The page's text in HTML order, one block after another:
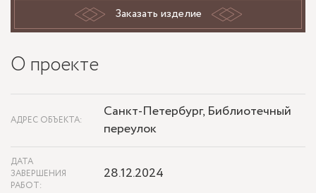
Заказать изделие
О проекте
АДРЕС ОБЪЕКТА:
Санкт-Петербург, Библиотечный
переулок
ДАТА
ЗАВЕРШЕНИЯ
РАБОТ:
28.12.2024